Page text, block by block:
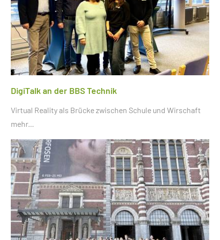
DigiTalk an der BBS Technik
Virtual Reality als Brücke zwischen Schule und Wirschaft
mehr...